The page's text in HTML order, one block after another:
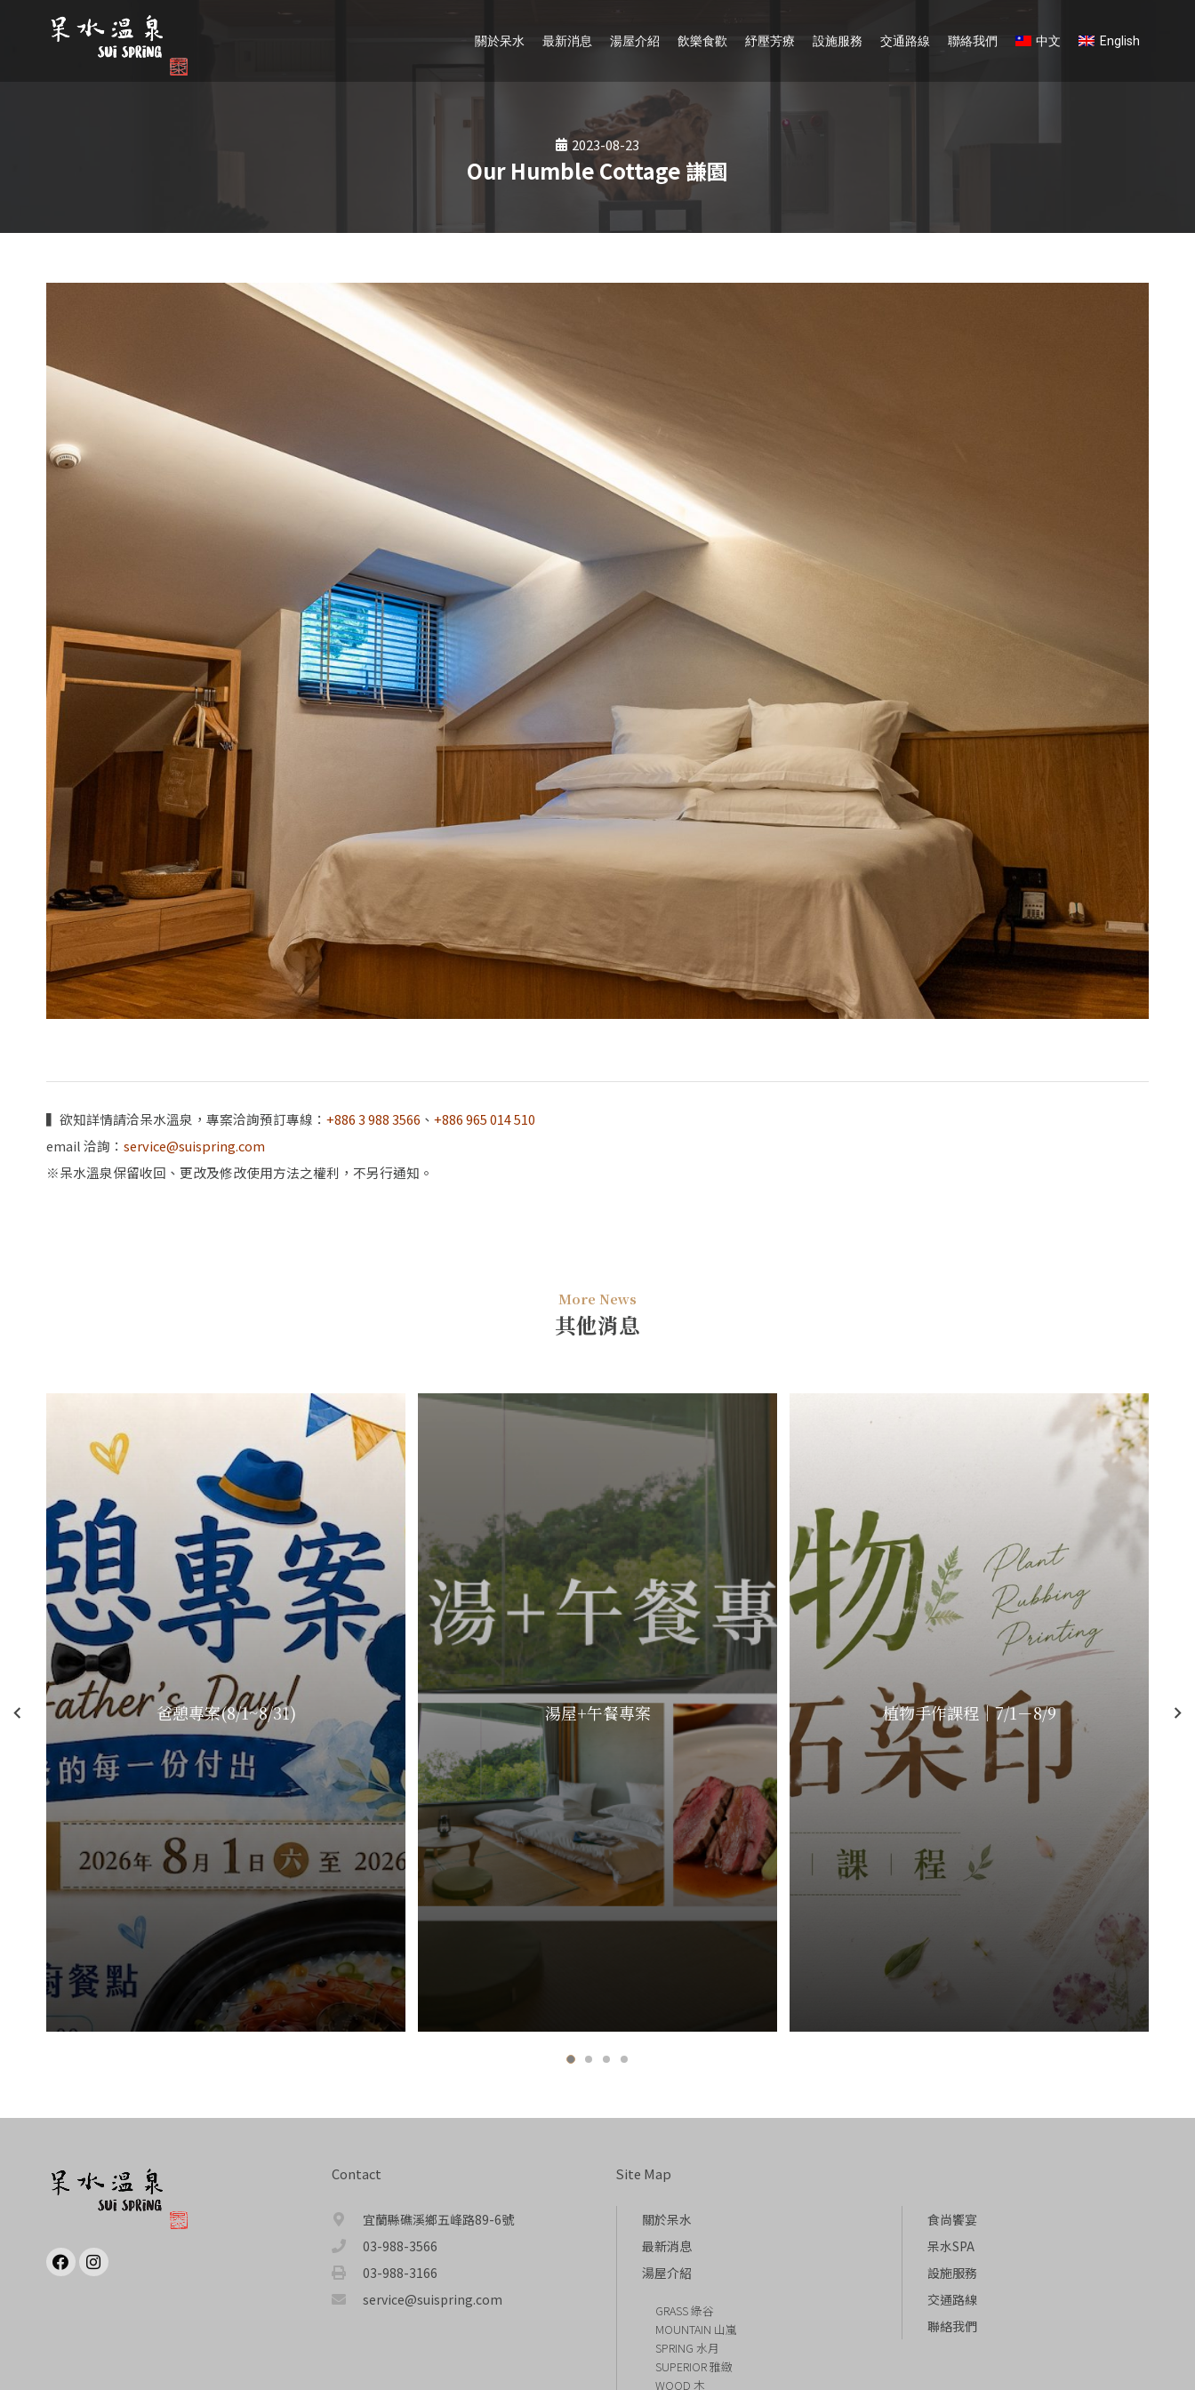
關於呆水 最新消息 湯屋介紹 飲樂食歡 紓壓芳療 設施服務 交通路線 聯絡我們 中文 English
2023-08-23
Our Humble Cottage 謙園
▍欲知詳情請洽呆水溫泉，專案洽詢預訂專線： +886 3 988 3566 、 +886 965 014 510
email 洽詢： service@suispring.com
※呆水溫泉保留收回、更改及修改使用方法之權利，不另行通知。
More News
其他消息
爸憩專案(8/1~8/31) 湯屋+午餐專案 植物手作課程｜7/1－8/9
Contact
宜蘭縣礁溪鄉五峰路89-6號
03-988-3566
03-988-3166
service@suispring.com
Site Map
關於呆水
最新消息
湯屋介紹
GRASS 綠谷
MOUNTAIN 山嵐
SPRING 水月
SUPERIOR 雅緻
WOOD 木
食尚饗宴
呆水SPA
設施服務
交通路線
聯絡我們